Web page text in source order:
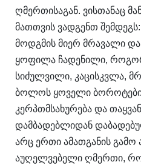
ღმერთისაგან. ვისთანაც
მათთვის ვადგენთ
მოდგმის მიერ მრავალი
ყოფილა ჩადენილი,
სიძულვილი, კაცისკვლა,
ბოლოს ყოველი
კერპთმსახურება და
დამბადებლიდან
არც ერთი ამათგანის
აუღელვებელი ღმერთი,